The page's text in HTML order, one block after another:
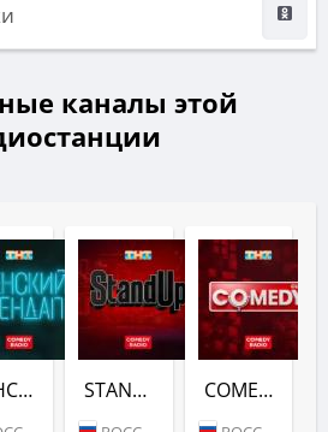
каналы этой
ЖЕНСКИЙ СТЕНДАП (COMEDY RADIO) STANDUP (COMEDY RADIO) COMEDY CLUB (COMEDY RADIO)